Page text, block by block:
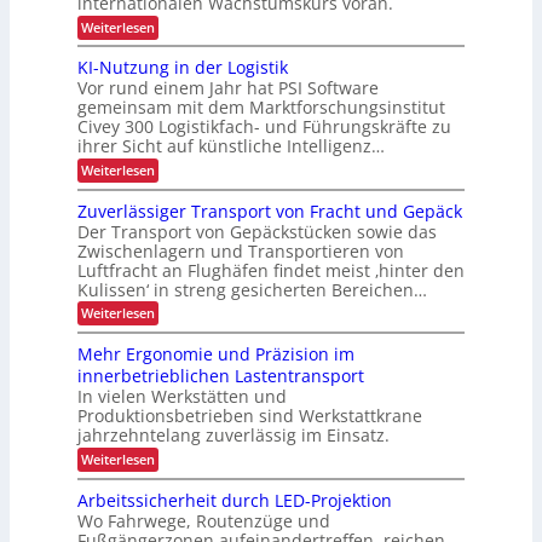
e
n
s
p
e
z
i
f
i
s
c
h
e
P
r
a
x
i
s
t
e
s
t
e
l
d
n
g
u
n
g
d
a
n
k
A
i
m
t
e
c
D
C
I
x
t
i
i
e
r
e
s
P
a
l
e
t
t
e
n
m
a
a
g
e
m
e
n
t
Weiterlesen:
A
s
b
a
u
d
e
r
U
S
A
-
P
r
ä
s
e
n
z
KI-Nutzung in der Logistik
Vor rund einem Jahr hat PSI Software
gemeinsam mit dem Marktforschungsinstitut
Civey 300 Logistikfach- und Führungskräfte zu
ihrer Sicht auf künstliche Intelligenz…
Weiterlesen:
K
I
-
N
u
t
z
u
n
g
i
n
d
e
r
L
o
g
s
t
Zuverlässiger Transport von Fracht und Gepäck
Der Transport von Gepäckstücken sowie das
Zwischenlagern und Transportieren von
Luftfracht an Flughäfen findet meist ‚hinter den
Kulissen‘ in streng gesicherten Bereichen…
Weiterlesen:
Z
v
e
r
l
ä
s
s
i
g
e
r
Mehr Ergonomie und Präzision im
innerbetrieblichen Lastentransport
In vielen Werkstätten und
Produktionsbetrieben sind Werkstattkrane
jahrzehntelang zuverlässig im Einsatz.
Weiterlesen:
M
e
h
r
Arbeitssicherheit durch LED-Projektion
Wo Fahrwege, Routenzüge und